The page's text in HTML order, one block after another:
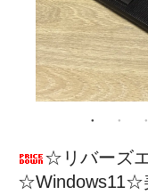
☆リバーズ
☆Windows11☆